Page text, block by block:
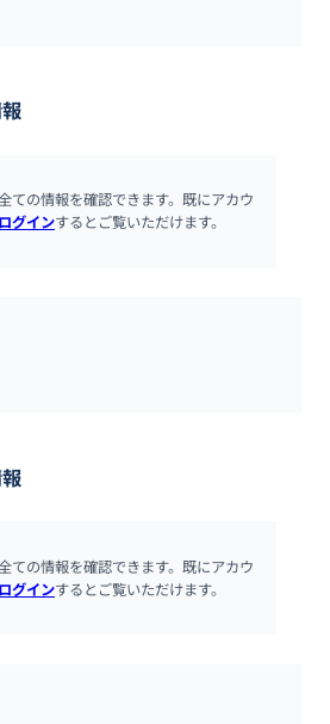
ての情報を確認できます。既にアカウ
グインするとご覧いただけます。
ての情報を確認できます。既にアカウ
グインするとご覧いただけます。